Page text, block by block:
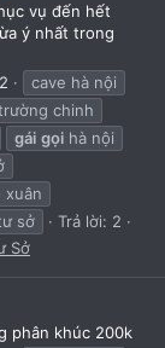
vụ đến hết
ý nhất trong
cave hà nội
chinh
gái gọi hà nội
xuân
sở
Trả lời: 2
Sở
phân khúc 200k